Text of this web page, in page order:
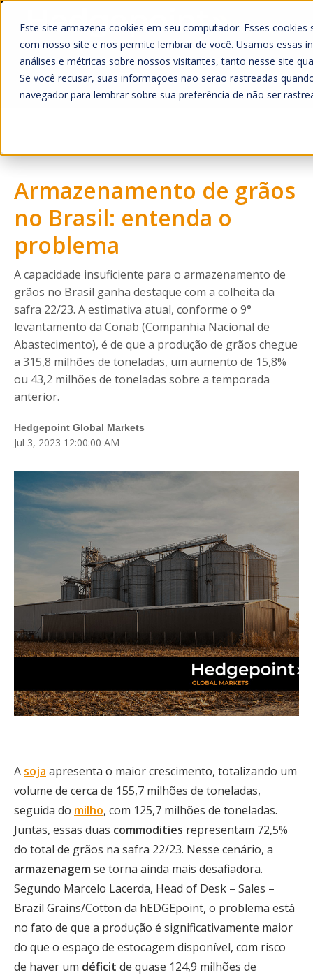
Este site armazena cookies em seu computador. Esses
com nosso site e nos permite lembrar de você. Usamos essas
análises e métricas sobre nossos visitantes, tanto nesse site
Se você recusar, suas informações não serão rastreadas
navegador para lembrar sobre sua preferência de não ser
Home
Mercado
A Hedgepoint
Sala de Imprensa
HUB
Blog
Fale Conosco
Login
Armazenamento de grãos
no Brasil: entenda o
problema
A capacidade insuficiente para o armazenamento de
grãos no Brasil ganha destaque com a colheita da
safra 22/23. A estimativa atual, conforme o 9°
levantamento da Conab (Companhia Nacional de
Abastecimento), é de que a produção de grãos chegue
a 315,8 milhões de toneladas, um aumento de 15,8%
ou 43,2 milhões de toneladas sobre a temporada
anterior.
Hedgepoint Global Markets
Jul 3, 2023 12:00:00 AM
A soja apresenta o maior crescimento, totalizando um
volume de cerca de 155,7 milhões de toneladas,
seguida do milho, com 125,7 milhões de toneladas.
Juntas, essas duas commodities representam 72,5%
do total de grãos na safra 22/23. Nesse cenário, a
armazenagem se torna ainda mais desafiadora.
Segundo Marcelo Lacerda, Head of Desk – Sales –
Brazil Grains/Cotton da hEDGEpoint, o problema está
no fato de que a produção é significativamente maior
do que o espaço de estocagem disponível, com risco
de haver um déficit de quase 124,9 milhões de